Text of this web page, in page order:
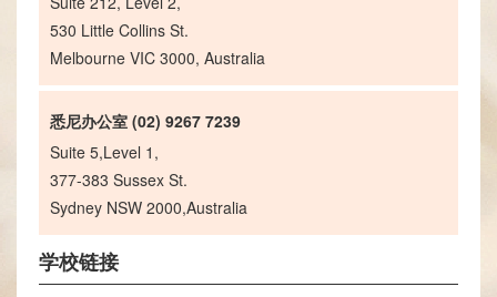
530 Little Collins St.
Melbourne VIC 3000, Australia
悉尼办公室 (02) 9267 7239
Suite 5,Level 1,
377-383 Sussex St.
Sydney NSW 2000,Australia
学校链接